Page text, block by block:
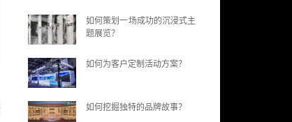
如何策划一场成功的沉浸式主
题展览？
如何为客户定制活动方案？
如何挖掘独特的品牌故事？